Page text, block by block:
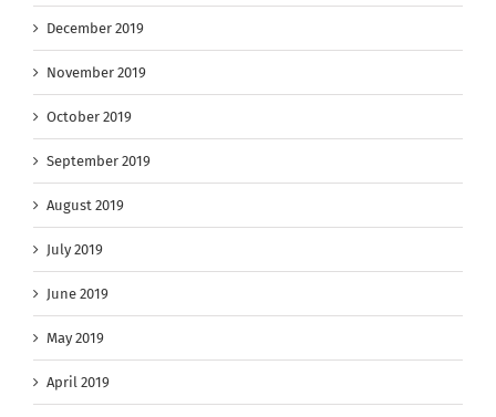
December 2019
November 2019
October 2019
September 2019
August 2019
July 2019
June 2019
May 2019
April 2019